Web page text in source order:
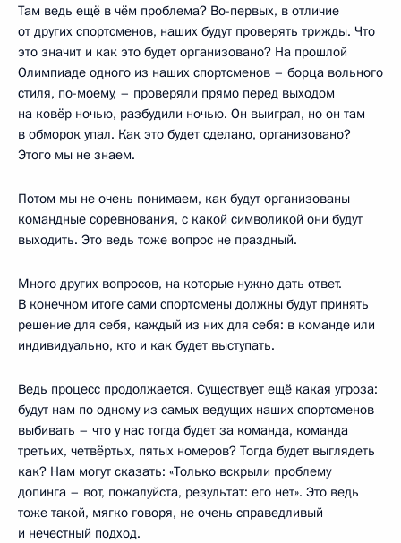
Там ведь ещё в чём проблема? Во-первых, в отличие
от других спортсменов, наших будут проверять трижды. Что
это значит и как это будет организовано? На прошлой
Олимпиаде одного из наших спортсменов – борца вольного
стиля, по-моему, – проверяли прямо перед выходом
на ковёр ночью, разбудили ночью. Он выиграл, но он там
в обморок упал. Как это будет сделано, организовано?
Этого мы не знаем.
Потом мы не очень понимаем, как будут организованы
командные соревнования, с какой символикой они будут
выходить. Это ведь тоже вопрос не праздный.
Много других вопросов, на которые нужно дать ответ.
В конечном итоге сами спортсмены должны будут принять
решение для себя, каждый из них для себя: в команде или
индивидуально, кто и как будет выступать.
Ведь процесс продолжается. Существует ещё какая угроза:
будут нам по одному из самых ведущих наших спортсменов
выбивать – что у нас тогда будет за команда, команда
третьих, четвёртых, пятых номеров? Тогда будет выглядеть
как? Нам могут сказать: «Только вскрыли проблему
допинга – вот, пожалуйста, результат: его нет». Это ведь
тоже такой, мягко говоря, не очень справедливый
и нечестный подход.